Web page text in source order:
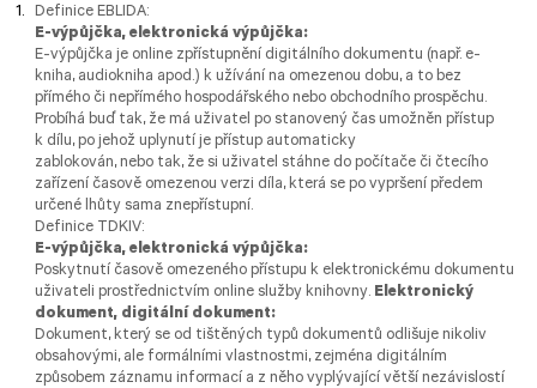
Definice EBLIDA:
E-výpůjčka, elektronická výpůjčka:
E-výpůjčka je online zpřístupnění digitálního dokumentu (např. e-
kniha, audiokniha apod.) k užívání na omezenou dobu, a to bez
přímého či nepřímého hospodářského nebo obchodního prospěchu.
Probíhá buď tak, že má uživatel po stanovený čas umožněn přístup
k dílu, po jehož uplynutí je přístup automaticky
zablokován, nebo tak, že si uživatel stáhne do počítače či čtecího
zařízení časově omezenou verzi díla, která se po vypršení předem
určené lhůty sama znepřístupní.
Definice TDKIV:
E-výpůjčka, elektronická výpůjčka:
Poskytnutí časově omezeného přístupu k elektronickému dokumentu
uživateli prostřednictvím online služby knihovny. Elektronický
dokument, digitální dokument:
Dokument, který se od tištěných typů dokumentů odlišuje nikoliv
obsahovými, ale formálními vlastnostmi, zejména digitálním
způsobem záznamu informací a z něho vyplývající větší nezávislostí